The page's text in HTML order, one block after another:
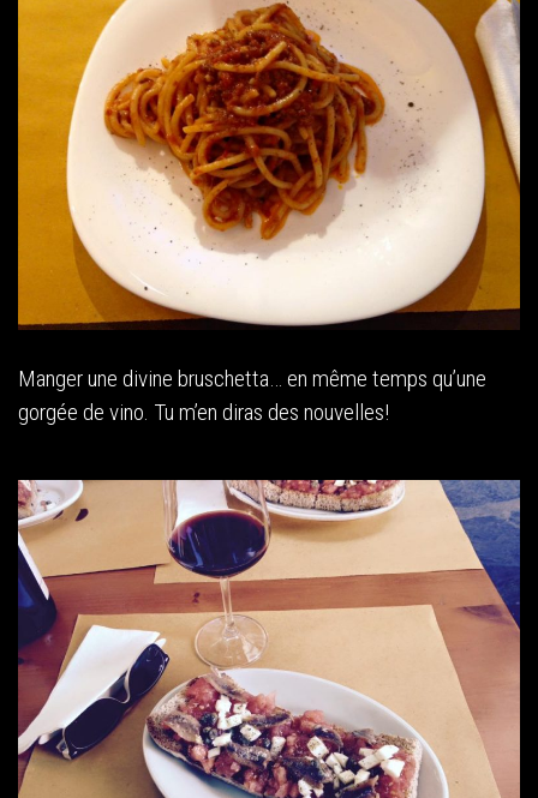
Manger une divine bruschetta… en même temps qu’une
gorgée de vino. Tu m’en diras des nouvelles!